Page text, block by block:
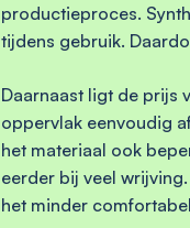
productieproces.
tijdens gebruik.
Daarnaast ligt de prijs
oppervlak eenvoudig
het materiaal ook
eerder bij veel
het minder